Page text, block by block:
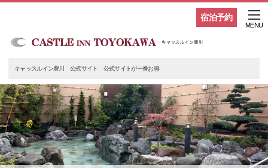
宿泊予約
MENU
キャッスルイン豊川 公式サイト 公式サイトが一番お得